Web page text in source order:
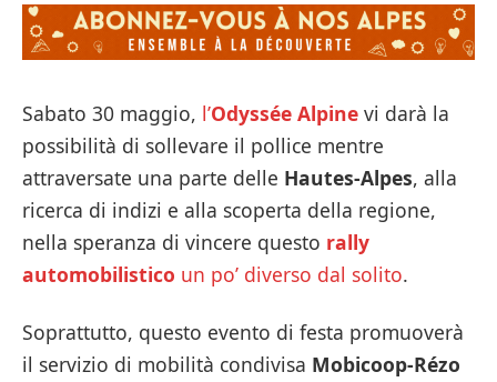
Sabato 30 maggio, l’Odyssée Alpine vi darà la
possibilità di sollevare il pollice mentre
attraversate una parte delle Hautes-Alpes, alla
ricerca di indizi e alla scoperta della regione,
nella speranza di vincere questo rally
automobilistico un po’ diverso dal solito.
Soprattutto, questo evento di festa promuoverà
il servizio di mobilità condivisa Mobicoop-Rézo